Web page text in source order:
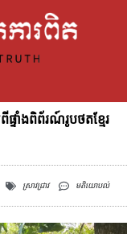
ាំងពិព័រណ៍រូបថតខ្មែរ
ស្រាវជ្រាវ មតិយោបល់